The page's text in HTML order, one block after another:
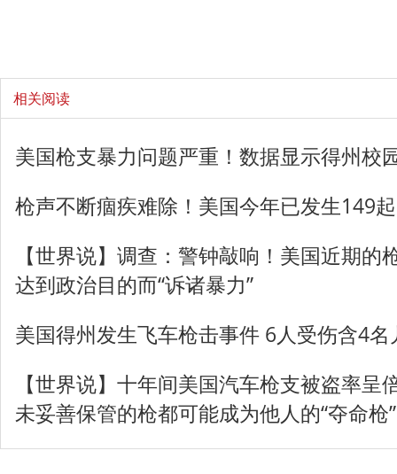
相关阅读
美国枪支暴力问题严重！数据显示得州校
枪声不断痼疾难除！美国今年已发生149
【世界说】调查：警钟敲响！美国近期的
达到政治目的而“诉诸暴力”
美国得州发生飞车枪击事件 6人受伤含4名
【世界说】十年间美国汽车枪支被盗率呈
未妥善保管的枪都可能成为他人的“夺命枪”